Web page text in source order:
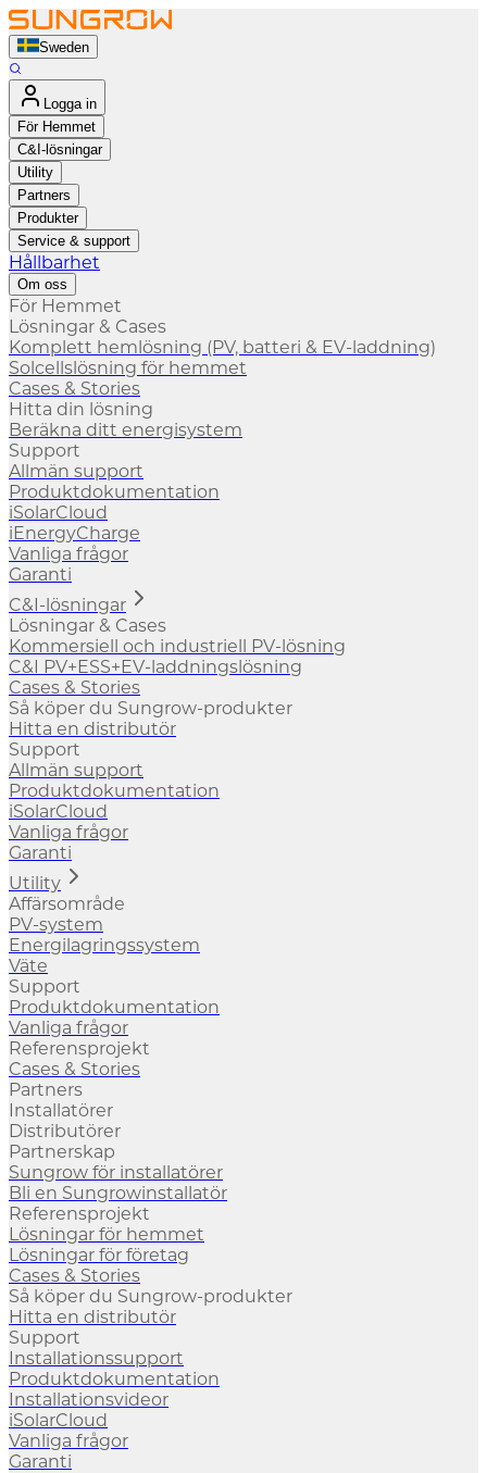
Sweden
Logga in
För Hemmet
C&I-lösningar
Utility
Partners
Produkter
Service & support
Hållbarhet
Om oss
För Hemmet
Lösningar & Cases
Komplett hemlösning (PV, batteri & EV-laddning)
Solcellslösning för hemmet
Cases & Stories
Hitta din lösning
Beräkna ditt energisystem
Support
Allmän support
Produktdokumentation
iSolarCloud
iEnergyCharge
Vanliga frågor
Garanti
C&I-lösningar
Lösningar & Cases
Kommersiell och industriell PV-lösning
C&I PV+ESS+EV-laddningslösning
Cases & Stories
Så köper du Sungrow-produkter
Hitta en distributör
Support
Allmän support
Produktdokumentation
iSolarCloud
Vanliga frågor
Garanti
Utility
Affärsområde
PV-system
Energilagringssystem
Väte
Support
Produktdokumentation
Vanliga frågor
Referensprojekt
Cases & Stories
Partners
Installatörer
Distributörer
Partnerskap
Sungrow för installatörer
Bli en Sungrowinstallatör
Referensprojekt
Lösningar för hemmet
Lösningar för företag
Cases & Stories
Så köper du Sungrow-produkter
Hitta en distributör
Support
Installationssupport
Produktdokumentation
Installationsvideor
iSolarCloud
Vanliga frågor
Garanti